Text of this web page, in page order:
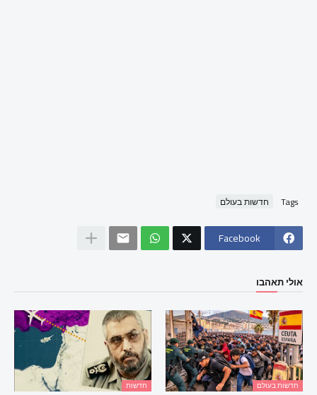
Tags חדשות בעולם
Facebook
אולי תאהבו
חדשות בעולם חדשות